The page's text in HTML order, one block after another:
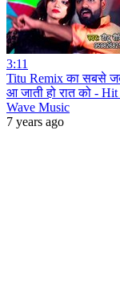
3:11
Titu Remix का सबसे
आ जाती हो रात को - Hit
Wave Music
7 years ago